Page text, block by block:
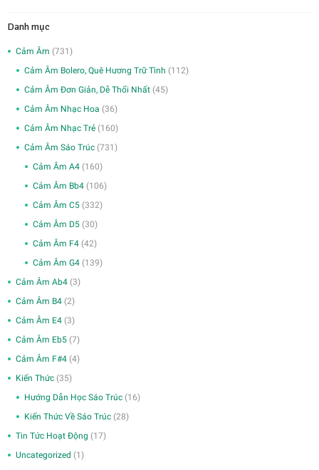
Danh mục
Cảm Âm (731)
Cảm Âm Bolero, Quê Hương Trữ Tình (112)
Cảm Âm Đơn Giản, Dễ Thổi Nhất (45)
Cảm Âm Nhạc Hoa (36)
Cảm Âm Nhạc Trẻ (160)
Cảm Âm Sáo Trúc (731)
Cảm Âm A4 (160)
Cảm Âm Bb4 (106)
Cảm Âm C5 (332)
Cảm Âm D5 (30)
Cảm Âm F4 (42)
Cảm Âm G4 (139)
Cảm Âm Ab4 (3)
Cảm Âm B4 (2)
Cảm Âm E4 (3)
Cảm Âm Eb5 (7)
Cảm Âm F#4 (4)
Kiến Thức (35)
Hướng Dẫn Học Sáo Trúc (16)
Kiến Thức Về Sáo Trúc (28)
Tin Tức Hoạt Động (17)
Uncategorized (1)